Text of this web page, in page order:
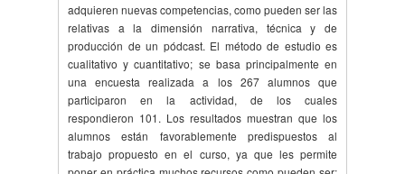
adquieren nuevas competencias, como pueden ser las
relativas a la dimensión narrativa, técnica y de
producción de un pódcast. El método de estudio es
cualitativo y cuantitativo; se basa principalmente en
una encuesta realizada a los 267 alumnos que
participaron en la actividad, de los cuales
respondieron 101. Los resultados muestran que los
alumnos están favorablemente predispuestos al
trabajo propuesto en el curso, ya que les permite